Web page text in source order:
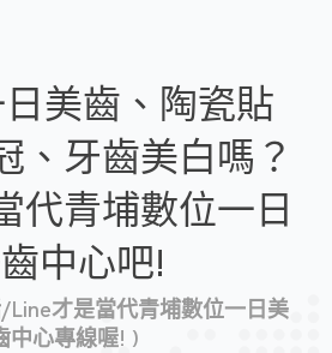
美齒、陶瓷貼
、牙齒美白嗎？
代青埔數位一日
中心吧!
Line才是當代青埔數位一日美
中心專線喔! )